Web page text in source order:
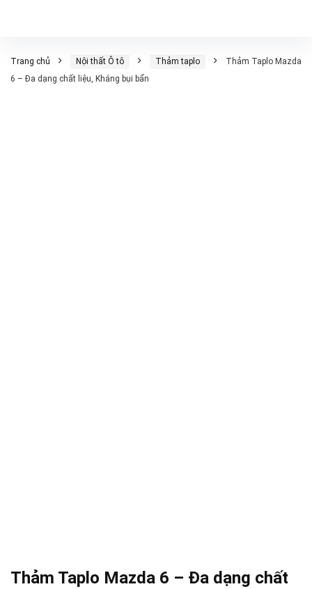
Trang chủ Nội thất Ô tô Thảm taplo
Thảm Taplo Mazda
6 – Đa dạng chất liệu, Kháng bụi bẩn
Thảm Taplo Mazda 6 – Đa dạng chất